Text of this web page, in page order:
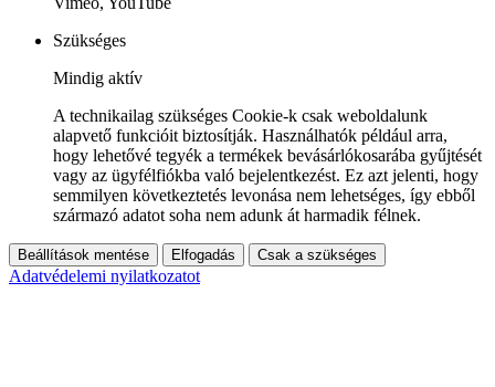
Szükséges
Mindig aktív
A technikailag szükséges Cookie-k csak weboldalunk
alapvető funkcióit biztosítják. Használhatók például arra,
hogy lehetővé tegyék a termékek bevásárlókosarába gyűjtését
vagy az ügyfélfiókba való bejelentkezést. Ez azt jelenti, hogy
semmilyen következtetés levonása nem lehetséges, így ebből
származó adatot soha nem adunk át harmadik félnek.
Beállítások mentése Elfogadás Csak a szükséges
Adatvédelemi nyilatkozatot